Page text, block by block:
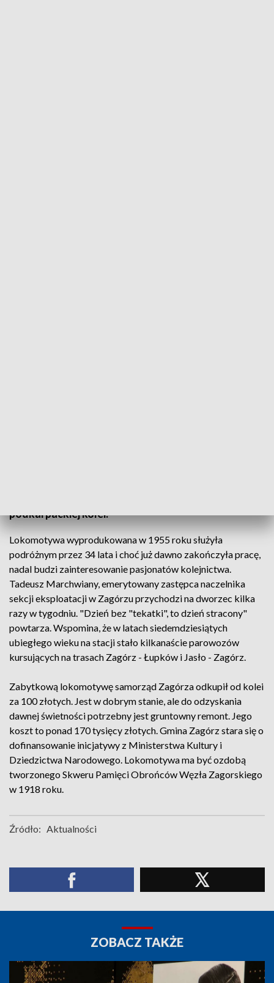
podkarpackiej kolei.
Lokomotywa wyprodukowana w 1955 roku służyła
podróżnym przez 34 lata i choć już dawno zakończyła pracę,
nadal budzi zainteresowanie pasjonatów kolejnictwa.
Tadeusz Marchwiany, emerytowany zastępca naczelnika
sekcji eksploatacji w Zagórzu przychodzi na dworzec kilka
razy w tygodniu. "Dzień bez "tekatki", to dzień stracony"
powtarza. Wspomina, że w latach siedemdziesiątych
ubiegłego wieku na stacji stało kilkanaście parowozów
kursujących na trasach Zagórz - Łupków i Jasło - Zagórz.
Zabytkową lokomotywę samorząd Zagórza odkupił od kolei
za 100 złotych. Jest w dobrym stanie, ale do odzyskania
dawnej świetności potrzebny jest gruntowny remont. Jego
koszt to ponad 170 tysięcy złotych. Gmina Zagórz stara się o
dofinansowanie inicjatywy z Ministerstwa Kultury i
Dziedzictwa Narodowego. Lokomotywa ma być ozdobą
tworzonego Skweru Pamięci Obrońców Węzła Zagorskiego
w 1918 roku.
Źródło: Aktualności
ZOBACZ TAKŻE